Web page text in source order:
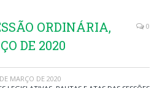
ORDINÁRIA,
DE 2020
0
MARÇO DE 2020